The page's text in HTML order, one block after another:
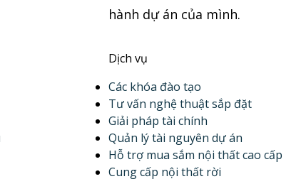
hành dự án của mình.
Dịch vụ
Các khóa đào tạo
Tư vấn nghệ thuật sắp đặt
Giải pháp tài chính
Quản lý tài nguyên dự án
Hỗ trợ mua sắm nội thất cao cấp
Cung cấp nội thất rời